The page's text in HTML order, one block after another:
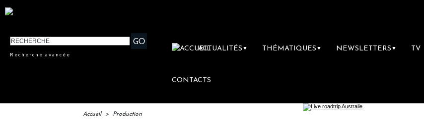
Recherche avancée
ACTUALITÉS ▼ THÉMATIQUES ▼ NEWSLETTERS ▼ TV
CONTACTS
Accueil > Production